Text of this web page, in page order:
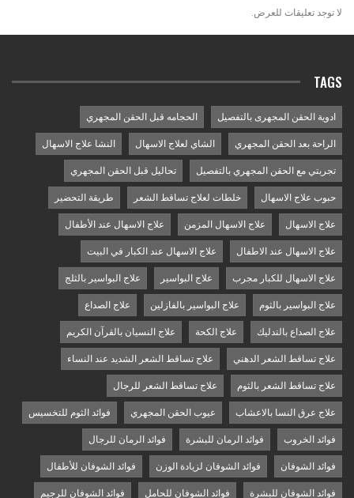
لا توجد تعليقات للعرض.
TAGS
ادوية الحقن المجهرى بالتفصيل الحجامه قبل الحقن المجهري
الراحة بعد الحقن المجهري الشاي لعلاج الاسهال النشا علاج الاسهال
تجربتي مع الحقن المجهري بالتفصيل تحاليل قبل الحقن المجهري
حبوب علاج الاسهال خلطات لعلاج تساقط الشعر طريقة التحضير
علاج الاسهال علاج الاسهال المزمن علاج الاسهال عند الأطفال
علاج الاسهال عند الاطفال علاج الاسهال عند الكبار في البيت
علاج الاسهال للكبار مجرب علاج البواسير علاج البواسير بالثلج
علاج البواسير بالثوم علاج البواسير بالفازلين علاج الصداع
علاج الصداع بالتدليك علاج الكحة علاج النسيان بالقرآن الكريم
علاج تساقط الشعر الدهني علاج تساقط الشعر الشديد عند النساء
علاج تساقط الشعر بالثوم علاج تساقط الشعر للرجال
علاج عرق النسا بالاعشاب عيوب الحقن المجهري فوائد الثوم للتخسيس
فوائد الخروب فوائد الرمان للبشرة فوائد الرمان للرجال
فوائد الشوفان فوائد الشوفان لزيادة الوزن فوائد الشوفان للأطفال
فوائد الشوفان للبشرة فوائد الشوفان للحامل فوائد الشوفان للرجيم